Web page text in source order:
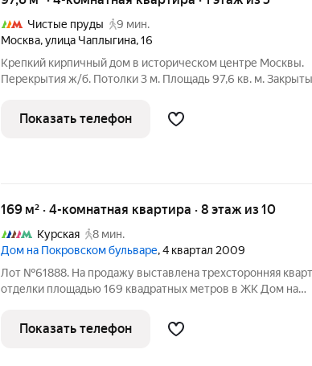
Чистые пруды
9 мин.
Москва,улица Чаплыгина,16
Крепкий кирпичный дом в историческом центре Москвы.
Перекрытия ж/б. Потолки 3 м. Площадь 97,6 кв. м.
Автоматические ворота. В доме есть бомбоубежище. ДКП
Два взрослых
Показать телефон
169 м² · 4-комнатная квартира · 8 этаж из 10
Курская
8 мин.
Дом на Покровском бульваре, 4 квартал 2009
Лот №61888. На продажу выставлена трехсторонняя
отделки площадью 169 квадратных метров в ЖК Дом на
комплекса. На подземном паркинге есть 1 машино-место.
возможность приобретения
Показать телефон